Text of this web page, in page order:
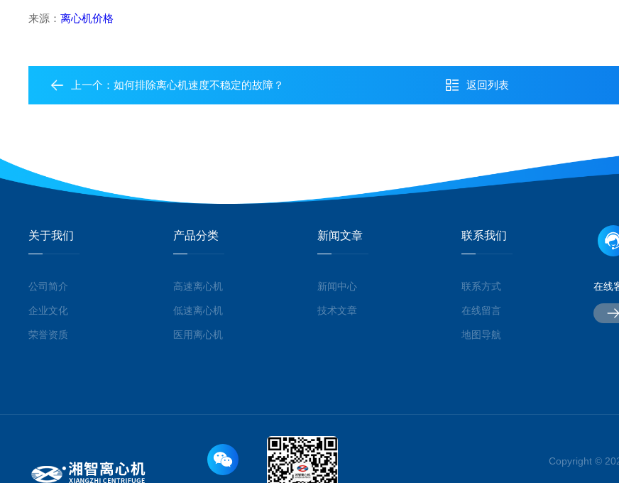
来源：离心机价格
上一个：如何排除离心机速度不稳定的故障？ 返回列表
关于我们
公司简介
企业文化
荣誉资质
产品分类
高速离心机
低速离心机
医用离心机
新闻文章
新闻中心
技术文章
联系我们
联系方式
在线留言
地图导航
在线
Copyright ©